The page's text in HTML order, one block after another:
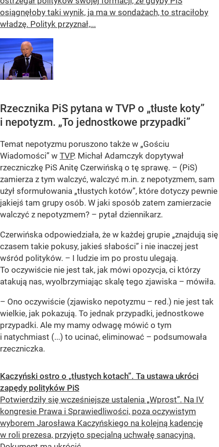
osiągnęłoby taki wynik, ja ma w sondażach, to straciłoby
władzę. Polityk przyznał,...
Rzecznika PiS pytana w TVP o „tłuste koty”
i nepotyzm. „To jednostkowe przypadki”
Temat nepotyzmu poruszono także w „Gościu
Wiadomości” w TVP. Michał Adamczyk dopytywał
rzeczniczkę PiS Anitę Czerwińską o tę sprawę. – (PiS)
zamierza z tym walczyć, walczyć m.in. z nepotyzmem, sam
użył sformułowania „tłustych kotów”, które dotyczy pewnie
jakiejś tam grupy osób. W jaki sposób zatem zamierzacie
walczyć z nepotyzmem? – pytał dziennikarz.
Czerwińska odpowiedziała, że w każdej grupie „znajdują się
czasem takie pokusy, jakieś słabości” i nie inaczej jest
wśród polityków. – I ludzie im po prostu ulegają.
To oczywiście nie jest tak, jak mówi opozycja, ci którzy
atakują nas, wyolbrzymiając skalę tego zjawiska – mówiła.
– Ono oczywiście (zjawisko nepotyzmu – red.) nie jest tak
wielkie, jak pokazują. To jednak przypadki, jednostkowe
przypadki. Ale my mamy odwagę mówić o tym
i natychmiast (...) to ucinać, eliminować – podsumowała
rzeczniczka.
Kaczyński ostro o „tłustych kotach”. Ta ustawa ukróci
zapędy polityków PiS
Potwierdziły się wcześniejsze ustalenia „Wprost”. Na IV
kongresie Prawa i Sprawiedliwości, poza oczywistym
wyborem Jarosława Kaczyńskiego na kolejną kadencję
w roli prezesa, przyjęto specjalną uchwałę sanacyjną.